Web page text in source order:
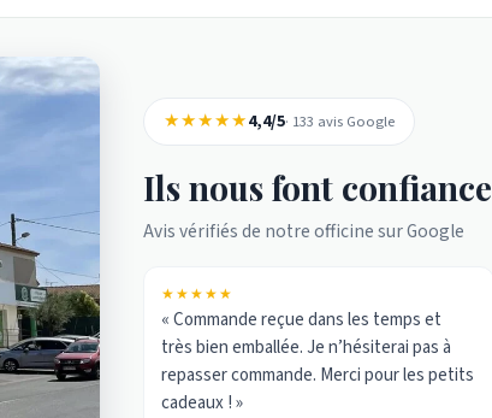
★★★★★4,4/5· 133 avis Google
Ils nous font confiance
Avis vérifiés de notre officine sur Google
★★★★★
« Commande reçue dans les temps et
très bien emballée. Je n’hésiterai pas à
repasser commande. Merci pour les petits
cadeaux ! »